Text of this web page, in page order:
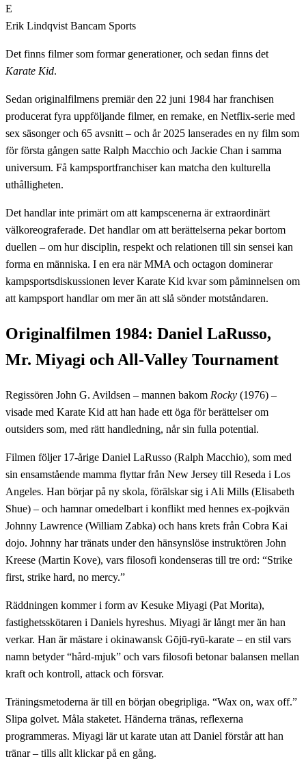
E
Erik Lindqvist Bancam Sports
Det finns filmer som formar generationer, och sedan finns det
Karate Kid.
Sedan originalfilmens premiär den 22 juni 1984 har franchisen
producerat fyra uppföljande filmer, en remake, en Netflix-serie med
sex säsonger och 65 avsnitt – och år 2025 lanserades en ny film som
för första gången satte Ralph Macchio och Jackie Chan i samma
universum. Få kampsportfranchiser kan matcha den kulturella
uthålligheten.
Det handlar inte primärt om att kampscenerna är extraordinärt
välkoreograferade. Det handlar om att berättelserna pekar bortom
duellen – om hur disciplin, respekt och relationen till sin sensei kan
forma en människa. I en era när MMA och octagon dominerar
kampsportsdiskussionen lever Karate Kid kvar som påminnelsen om
att kampsport handlar om mer än att slå sönder motståndaren.
Originalfilmen 1984: Daniel LaRusso,
Mr. Miyagi och All-Valley Tournament
Regissören John G. Avildsen – mannen bakom Rocky (1976) –
visade med Karate Kid att han hade ett öga för berättelser om
outsiders som, med rätt handledning, når sin fulla potential.
Filmen följer 17-årige Daniel LaRusso (Ralph Macchio), som med
sin ensamstående mamma flyttar från New Jersey till Reseda i Los
Angeles. Han börjar på ny skola, förälskar sig i Ali Mills (Elisabeth
Shue) – och hamnar omedelbart i konflikt med hennes ex-pojkvän
Johnny Lawrence (William Zabka) och hans krets från Cobra Kai
dojo. Johnny har tränats under den hänsynslöse instruktören John
Kreese (Martin Kove), vars filosofi kondenseras till tre ord: “Strike
first, strike hard, no mercy.”
Räddningen kommer i form av Kesuke Miyagi (Pat Morita),
fastighetsskötaren i Daniels hyreshus. Miyagi är långt mer än han
verkar. Han är mästare i okinawansk Gōjū-ryū-karate – en stil vars
namn betyder “hård-mjuk” och vars filosofi betonar balansen mellan
kraft och kontroll, attack och försvar.
Träningsmetoderna är till en början obegripliga. “Wax on, wax off.”
Slipa golvet. Måla staketet. Händerna tränas, reflexerna
programmeras. Miyagi lär ut karate utan att Daniel förstår att han
tränar – tills allt klickar på en gång.